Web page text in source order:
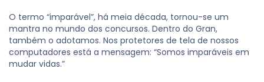
O termo “imparável”, há meia década, tornou-se um
mantra no mundo dos concursos. Dentro do Gran,
também o adotamos. Nos protetores de tela de nossos
computadores está a mensagem: “Somos imparáveis em
mudar vidas.”